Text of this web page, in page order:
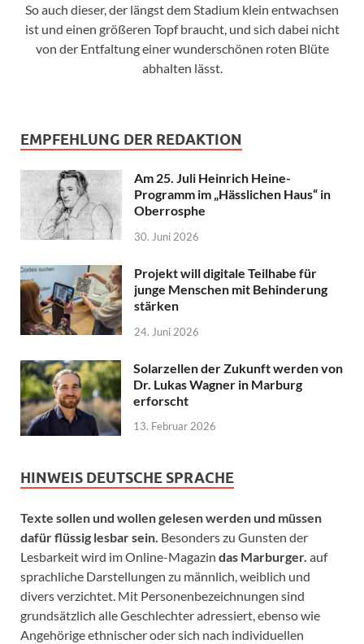
So auch dieser, der längst dem Stadium klein entwachsen
ist und einen größeren Topf braucht, und sich dabei nicht
von der Entfaltung einer wunderschönen roten Blüte
abhalten lässt.
EMPFEHLUNG DER REDAKTION
Am 25. Juli Heinrich Heine-
Programm im „Hässlichen Haus“ in
Oberrosphe
30. Juni 2026
Projekt will digitale Teilhabe für
junge Menschen mit Behinderung
stärken
24. Juni 2026
Solarzellen der Zukunft werden von
Dr. Lukas Wagner in Marburg
erforscht
13. Februar 2026
HINWEIS DEUTSCHE SPRACHE
Texte sollen und wollen gelesen werden und müssen
dafür flüssig lesbar sein. Besonders zu Gunsten der
Lesbarkeit wird im Online-Magazin das Marburger. auf
sprachliche Darstellungen zu männlich, weiblich und
divers verzichtet. Mit Personenbezeichnungen sind
grundsätzlich alle Geschlechter adressiert, ebenso wie
Angehörige ethnischer oder sich nach individuellen